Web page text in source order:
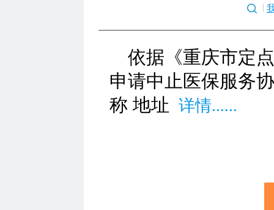
依据《重庆市定
申请中止医保服务
称 地址 详情......